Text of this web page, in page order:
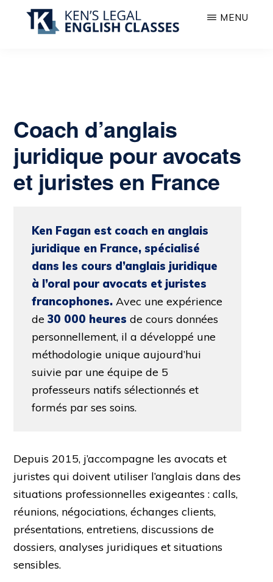
Passer
pour
avocats
et
juristes
MENU
Coach d’anglais
juridique pour avocats
et juristes en France
Ken Fagan est coach en anglais
juridique en France, spécialisé
dans les cours d’anglais juridique
à l’oral pour avocats et juristes
francophones. Avec une expérience
de30 000 heures de cours données
personnellement, il a développé une
méthodologie unique aujourd’hui
suivie par une équipe de 5
professeurs natifs sélectionnés et
formés par ses soins.
Depuis 2015, j’accompagne les avocats et
juristes qui doivent utiliser l’anglais dans des
situations professionnelles exigeantes : calls,
réunions, négociations, échanges clients,
présentations, entretiens, discussions de
dossiers, analyses juridiques et situations
sensibles.